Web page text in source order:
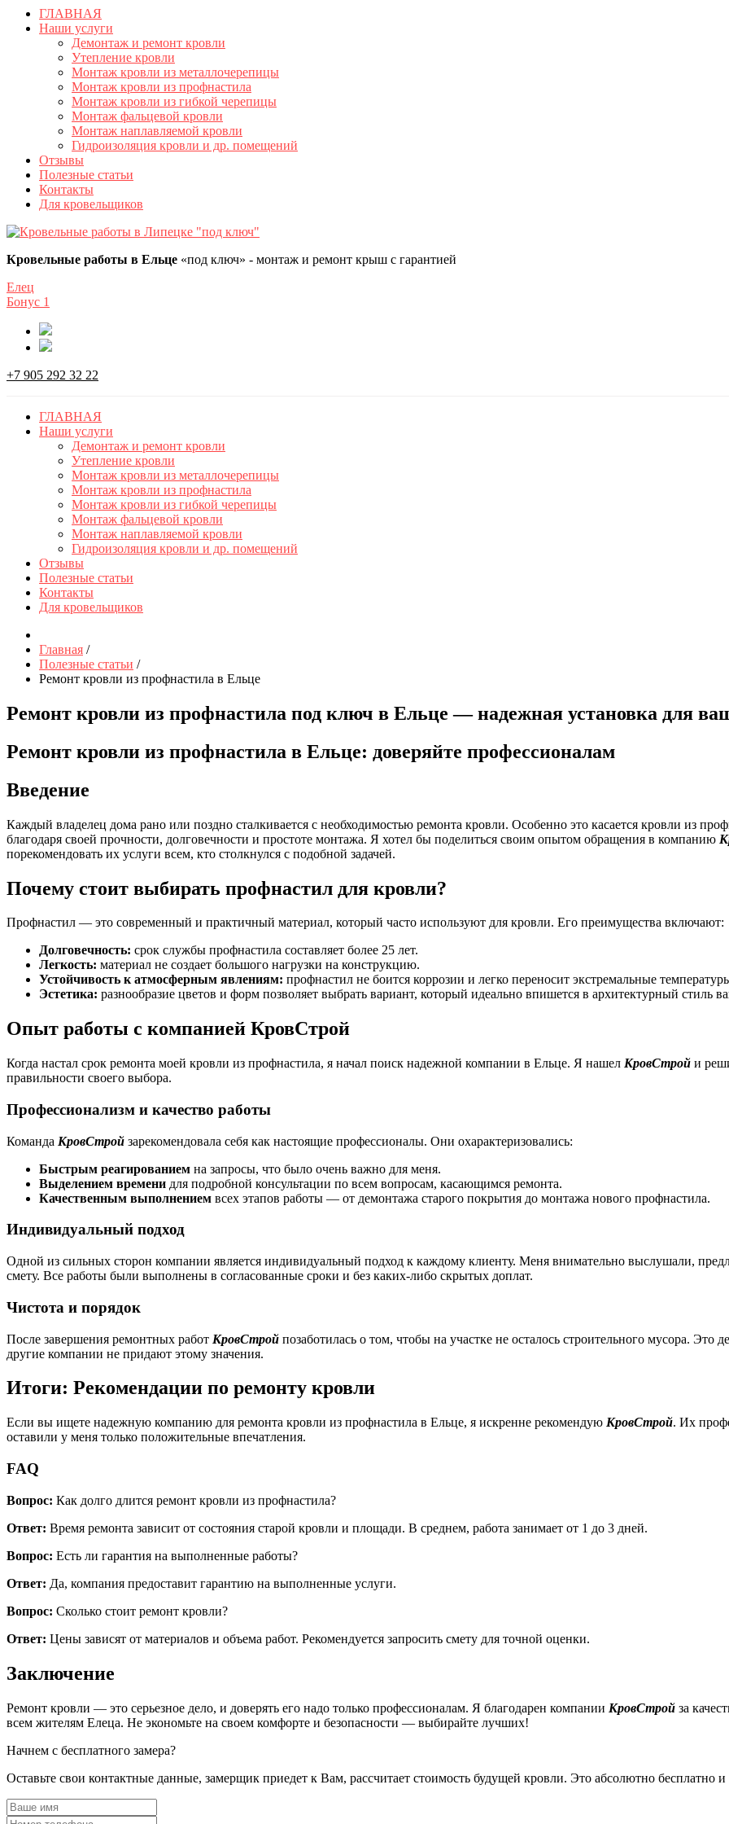
ГЛАВНАЯ
Наши услуги
Демонтаж и ремонт кровли
Утепление кровли
Монтаж кровли из металлочерепицы
Монтаж кровли из профнастила
Монтаж кровли из гибкой черепицы
Монтаж фальцевой кровли
Монтаж наплавляемой кровли
Гидроизоляция кровли и др. помещений
Отзывы
Полезные статьи
Контакты
Для кровельщиков
Кровельные работы в Ельце «под ключ» - монтаж и ремонт крыш с гарантией
Елец
Бонус 1
+7 905 292 32 22
ГЛАВНАЯ
Наши услуги
Демонтаж и ремонт кровли
Утепление кровли
Монтаж кровли из металлочерепицы
Монтаж кровли из профнастила
Монтаж кровли из гибкой черепицы
Монтаж фальцевой кровли
Монтаж наплавляемой кровли
Гидроизоляция кровли и др. помещений
Отзывы
Полезные статьи
Контакты
Для кровельщиков
Главная /
Полезные статьи /
Ремонт кровли из профнастила в Ельце
Ремонт кровли из профнастила под ключ в Ельце — надежная установка для
Ремонт кровли из профнастила в Ельце: доверяйте профессионалам
Введение
Каждый владелец дома рано или поздно сталкивается с необходимостью ремонта кровли. Особенно это касается кровли из
благодаря своей прочности, долговечности и простоте монтажа. Я хотел бы поделиться своим опытом обращения в компанию
порекомендовать их услуги всем, кто столкнулся с подобной задачей.
Почему стоит выбирать профнастил для кровли?
Профнастил — это современный и практичный материал, который часто используют для кровли. Его преимущества включают:
Долговечность: срок службы профнастила составляет более 25 лет.
Легкость: материал не создает большого нагрузки на конструкцию.
Устойчивость к атмосферным явлениям: профнастил не боится коррозии и легко переносит экстремальные
Эстетика: разнообразие цветов и форм позволяет выбрать вариант, который идеально впишется в архитектурный стиль
Опыт работы с компанией КровСтрой
Когда настал срок ремонта моей кровли из профнастила, я начал поиск надежной компании в Ельце. Я нашел КровСтрой и
правильности своего выбора.
Профессионализм и качество работы
Команда КровСтрой зарекомендовала себя как настоящие профессионалы. Они охарактеризовались:
Быстрым реагированием на запросы, что было очень важно для меня.
Выделением времени для подробной консультации по всем вопросам, касающимся ремонта.
Качественным выполнением всех этапов работы — от демонтажа старого покрытия до монтажа нового профнастила.
Индивидуальный подход
Одной из сильных сторон компании является индивидуальный подход к каждому клиенту. Меня внимательно выслушали,
смету. Все работы были выполнены в согласованные сроки и без каких-либо скрытых доплат.
Чистота и порядок
После завершения ремонтных работ КровСтрой позаботилась о том, чтобы на участке не осталось строительного мусора. Это
другие компании не придают этому значения.
Итоги: Рекомендации по ремонту кровли
Если вы ищете надежную компанию для ремонта кровли из профнастила в Ельце, я искренне рекомендую КровСтрой. Их
оставили у меня только положительные впечатления.
FAQ
Вопрос: Как долго длится ремонт кровли из профнастила?
Ответ: Время ремонта зависит от состояния старой кровли и площади. В среднем, работа занимает от 1 до 3 дней.
Вопрос: Есть ли гарантия на выполненные работы?
Ответ: Да, компания предоставит гарантию на выполненные услуги.
Вопрос: Сколько стоит ремонт кровли?
Ответ: Цены зависят от материалов и объема работ. Рекомендуется запросить смету для точной оценки.
Заключение
Ремонт кровли — это серьезное дело, и доверять его надо только профессионалам. Я благодарен компании КровСтрой за
всем жителям Елеца. Не экономьте на своем комфорте и безопасности — выбирайте лучших!
Начнем с бесплатного замера?
Оставьте свои контактные данные, замерщик приедет к Вам, рассчитает стоимость будущей кровли. Это абсолютно бесплатно